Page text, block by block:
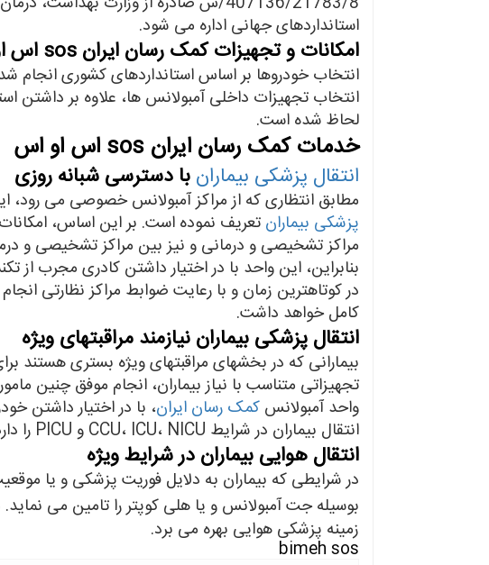
استانداردهای جهانی اداره می شود.
امکانات و تجهیزات کمک رسان ایران sos اس او اس
انتخاب خودروها بر اساس استانداردهای کشوری انجام
انتخاب تجهیزات داخلی آمبولانس ها، علاوه بر داشتن
لحاظ شده است.
خدمات کمک رسان ایران sos اس او اس
انتقال پزشکی بیمارانبا دسترسی شبانه روزی
مطابق انتظاری که از مراکز آمبولانس خصوصی می رود،
پزشکی بیماران تعریف نموده است. بر این اساس،
مراکز تشخیصی و درمانی و نیز بین مراکز تشخیصی و
بنابراین، این واحد با در اختیار داشتن کادری مجرب از
در کوتاهترین زمان و با رعایت ضوابط مراکز نظارتی
کامل خواهد داشت.
انتقال پزشکی بیماران نیازمند مراقبتهای ویژه
بیمارانی که در بخشهای مراقبتهای ویژه بستری هستند
تجهیزاتی متناسب با نیاز بیماران، انجام موفق چنین
واحد آمبولانس کمک رسان ایران، با در اختیار داشتن
انتقال بیماران در شرایط CCU، ICU، NICU و PICU را دارد.
انتقال هوایی بیماران در شرایط ویژه
در شرایطی که بیماران به دلایل فوریت پزشکی و یا
بوسیله جت آمبولانس و یا هلی کوپتر را تامین می نماید.
زمینه پزشکی هوایی بهره می برد.
bimeh sos